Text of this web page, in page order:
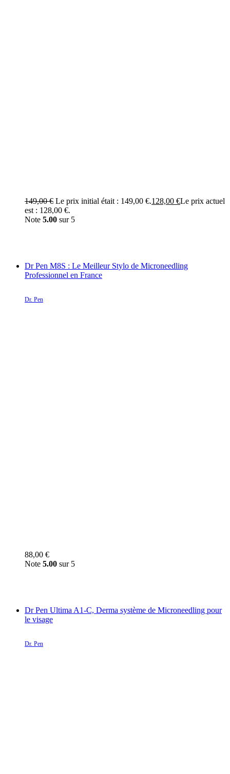
149,00€ Le prix initial était : 149,00 €.128,00 €Le prix actuel
est : 128,00 €.
Note 5.00 sur 5
Dr Pen M8S : Le Meilleur Stylo de Microneedling
Professionnel en France
Dr. Pen
88,00 €
Note 5.00 sur 5
Dr Pen Ultima A1-C, Derma système de Microneedling pour
le visage
Dr. Pen